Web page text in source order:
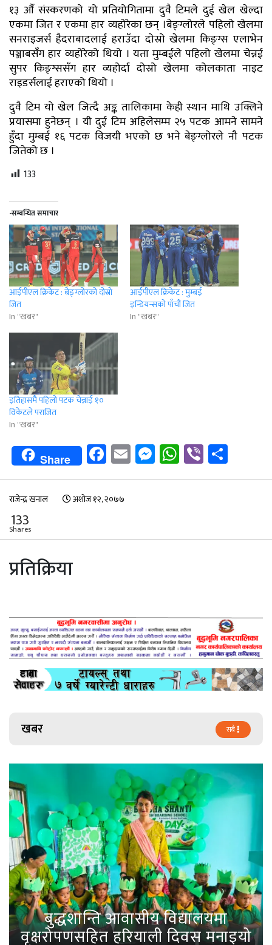
१३ औँ संस्करणको यो प्रतियोगितामा दुवै टिमले दुई खेल खेल्दा
एकमा जित र एकमा हार व्यहोरेका छन् ।बेङ्ग्लोरले पहिलो खेलमा
सनराइजर्स हैदराबादलाई हराउँदा दोस्रो खेलमा किङ्ग्स एलाभेन
पञ्जाबसँग हार व्यहोरेको थियो । यता मुम्बईले पहिलो खेलमा चेन्नई
सुपर किङ्ग्ससँग हार व्यहोर्दा दोस्रो खेलमा कोलकाता नाइट
राइडर्सलाई हराएको थियो ।
दुवै टिम यो खेल जित्दै अङ्क तालिकामा केही स्थान माथि उक्लिने
प्रयासमा हुनेछन् । यी दुई टिम अहिलेसम्म २५ पटक आमने सामने
हुँदा मुम्बई १६ पटक विजयी भएको छ भने बेङ्ग्लोरले नौ पटक
जितेको छ ।
133
-सम्बन्धित समाचार
आईपीएल क्रिकेट : बेङ्ग्लोरको दोस्रो
जित
In "खबर"
आईपीएल क्रिकेट : मुम्बई
इन्डियन्सको पाँचौं जित
In "खबर"
इतिहासमै पहिलो पटक चेन्नाई १०
विकेटले पराजित
In "खबर"
Share Facebook
EmailMessenger
WhatsApp
Viber
राजेन्द्र खनाल अशोज १२, २०७७
133
Shares
प्रतिक्रिया
खबर सबै
बुद्धशान्ति आवासीय विद्यालयमा
वृक्षरोपणसहित हरियाली दिवस मनाइयो